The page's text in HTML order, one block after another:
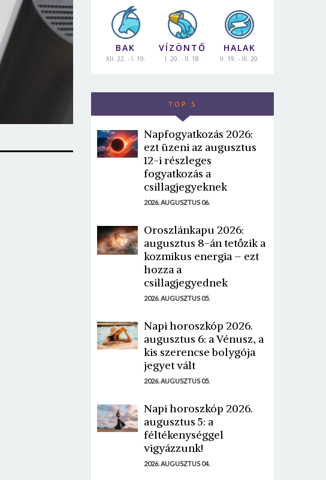
BAK
XII. 22. - I. 19.
VÍZÖNTŐ
I. 20. - II. 18.
HALAK
II. 19. - III. 20.
TOP 5
Napfogyatkozás 2026:
ezt üzeni az augusztus
12-i részleges
fogyatkozás a
csillagjegyeknek
2026. AUGUSZTUS 06.
Oroszlánkapu 2026:
augusztus 8-án tetőzik a
kozmikus energia – ezt
hozza a
csillagjegyednek
2026. AUGUSZTUS 05.
Napi horoszkóp 2026.
augusztus 6: a Vénusz, a
kis szerencse bolygója
jegyet vált
2026. AUGUSZTUS 05.
Napi horoszkóp 2026.
augusztus 5: a
féltékenységgel
vigyázzunk!
2026. AUGUSZTUS 04.